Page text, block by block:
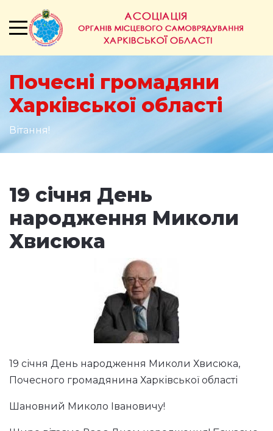
Почесні громадяни
Харківської області
Вітання!
19 січня День
народження Миколи
Хвисюка
19 січня День народження Миколи Хвисюка,
Почесного громадянина Харківської області
Шановний Миколо Івановичу!